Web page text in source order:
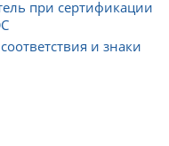
при сертификации
и знаки